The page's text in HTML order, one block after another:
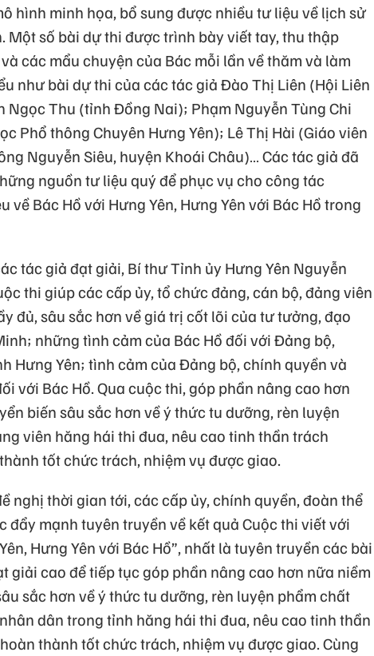
hình minh họa, bổ sung được nhiều tư liệu về lịch sử
Một số bài dự thi được trình bày viết tay, thu thập
các mẩu chuyện của Bác mỗi lần về thăm và làm
như bài dự thi của các tác giả Đào Thị Liên (Hội Liên
Ngọc Thu (tỉnh Đồng Nai); Phạm Nguyễn Tùng Chi
Phổ thông Chuyên Hưng Yên); Lê Thị Hài (Giáo viên
Nguyễn Siêu, huyện Khoái Châu)… Các tác giả đã
nguồn tư liệu quý để phục vụ cho công tác
về Bác Hồ với Hưng Yên, Hưng Yên với Bác Hồ trong
tác giả đạt giải, Bí thư Tỉnh ủy Hưng Yên Nguyễn
thi giúp các cấp ủy, tổ chức đảng, cán bộ, đảng viên
đủ, sâu sắc hơn về giá trị cốt lõi của tư tưởng, đạo
những tình cảm của Bác Hồ đối với Đảng bộ,
Hưng Yên; tình cảm của Đảng bộ, chính quyền và
với Bác Hồ. Qua cuộc thi, góp phần nâng cao hơn
biến sâu sắc hơn về ý thức tu dưỡng, rèn luyện
viên hăng hái thi đua, nêu cao tinh thần trách
tốt chức trách, nhiệm vụ được giao.
nghị thời gian tới, các cấp ủy, chính quyền, đoàn thể
đẩy mạnh tuyên truyền về kết quả Cuộc thi viết với
Hưng Yên với Bác Hồ”, nhất là tuyên truyền các bài
giải cao để tiếp tục góp phần nâng cao hơn nữa niềm
sắc hơn về ý thức tu dưỡng, rèn luyện phẩm chất
dân trong tỉnh hăng hái thi đua, nêu cao tinh thần
thành tốt chức trách, nhiệm vụ được giao. Cùng